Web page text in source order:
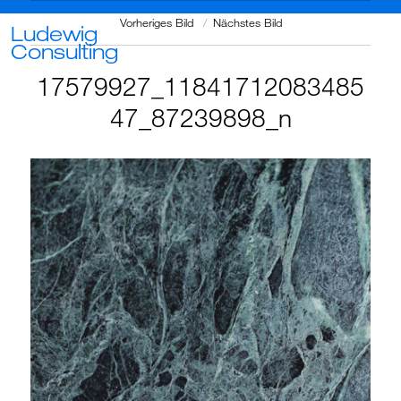
Ludewig
Consulting
Vorheriges Bild Nächstes Bild
17579927_11841712083485
47_87239898_n